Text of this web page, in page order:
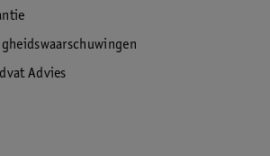
Advies